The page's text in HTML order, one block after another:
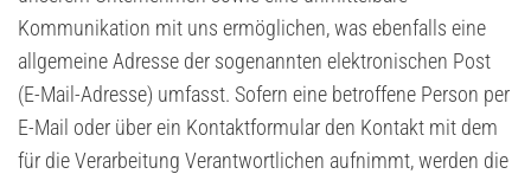
Kommunikation mit uns ermöglichen, was ebenfalls eine
allgemeine Adresse der sogenannten elektronischen Post
(E-Mail-Adresse) umfasst. Sofern eine betroffene Person per
E-Mail oder über ein Kontaktformular den Kontakt mit dem
für die Verarbeitung Verantwortlichen aufnimmt, werden die